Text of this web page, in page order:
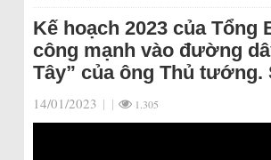
Kế hoạch 2023 của Tổng
công mạnh vào đường
Tây” của ông Thủ tướng.
14/01/2023 | | 1.305